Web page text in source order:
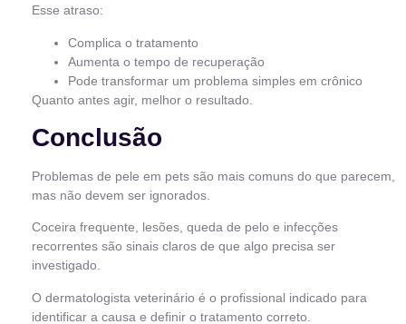
Esse atraso:
Complica o tratamento
Aumenta o tempo de recuperação
Pode transformar um problema simples em crônico
Quanto antes agir, melhor o resultado.
Conclusão
Problemas de pele em pets são mais comuns do que parecem,
mas não devem ser ignorados.
Coceira frequente, lesões, queda de pelo e infecções
recorrentes são sinais claros de que algo precisa ser
investigado.
O dermatologista veterinário é o profissional indicado para
identificar a causa e definir o tratamento correto.